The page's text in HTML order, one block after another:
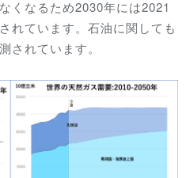
くなるため2030年には2021
れています。石油に関しても
されています。